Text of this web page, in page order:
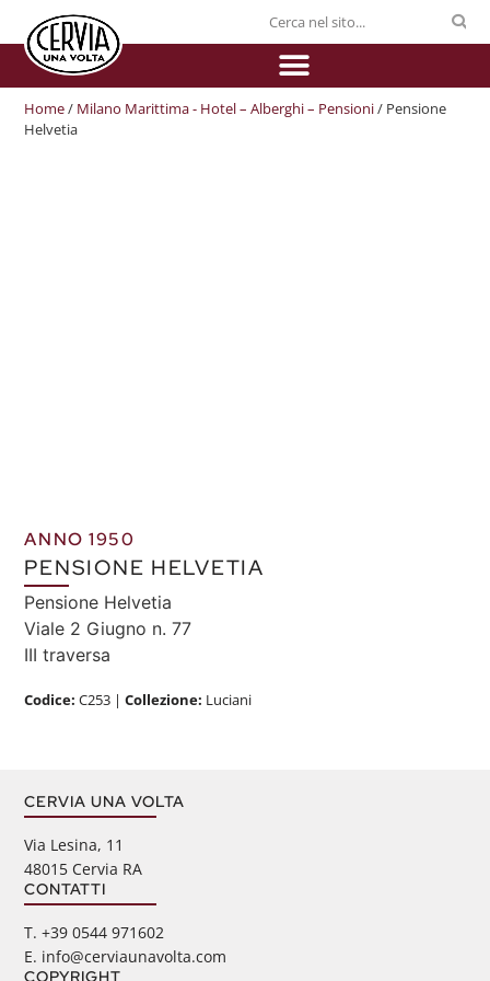
Home/ Milano Marittima - Hotel – Alberghi – Pensioni/ Pensione
Helvetia
ANNO 1950
PENSIONE HELVETIA
Pensione Helvetia
Viale 2 Giugno n. 77
III traversa
Codice:C253 |Collezione: Luciani
CERVIA UNA VOLTA
Via Lesina, 11
48015 Cervia RA
CONTATTI
‭T. +39 0544 971602
E. info@cerviaunavolta.com
COPYRIGHT